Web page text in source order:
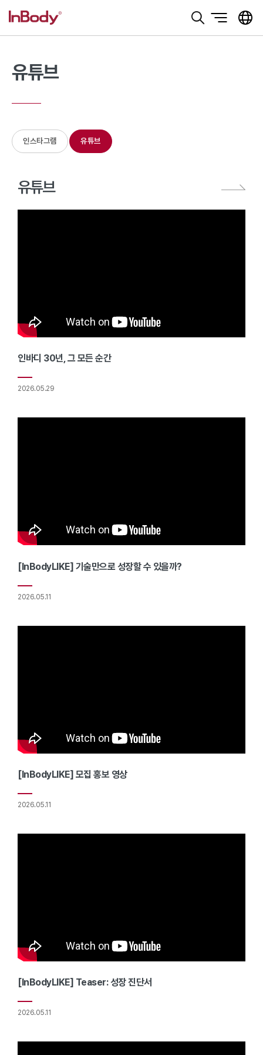
유튜브
인스타그램 유튜브
유튜브
인바디 30년, 그 모든 순간
2026.05.29
[InBodyLIKE] 기술만으로 성장할 수 있을까?
2026.05.11
[InBodyLIKE] 모집 홍보 영상
2026.05.11
[InBodyLIKE] Teaser: 성장 진단서
2026.05.11